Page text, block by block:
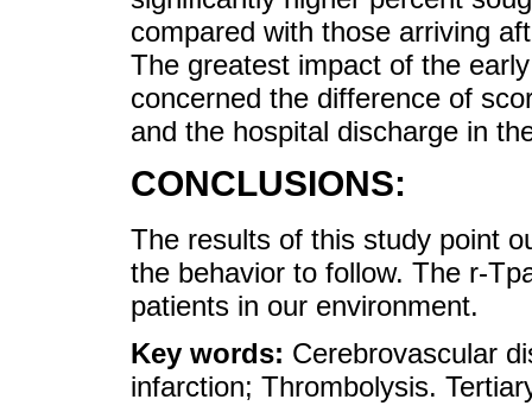
compared with those arriving
The greatest impact of the
concerned the difference of
and the hospital discharge in
CONCLUSIONS:
The results of this study point
the behavior to follow. The r-
patients in our environment.
Key words: Cerebrovascular
infarction; Thrombolysis.